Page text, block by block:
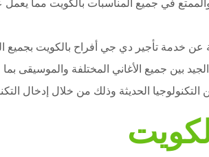
في جميع المناسبات بالكويت مما
خدمة تأجير دي جي أفراح بالكويت بجميع
بين جميع الأغاني المختلفة والموسيقى
الحديثة وذلك من خلال إدخال